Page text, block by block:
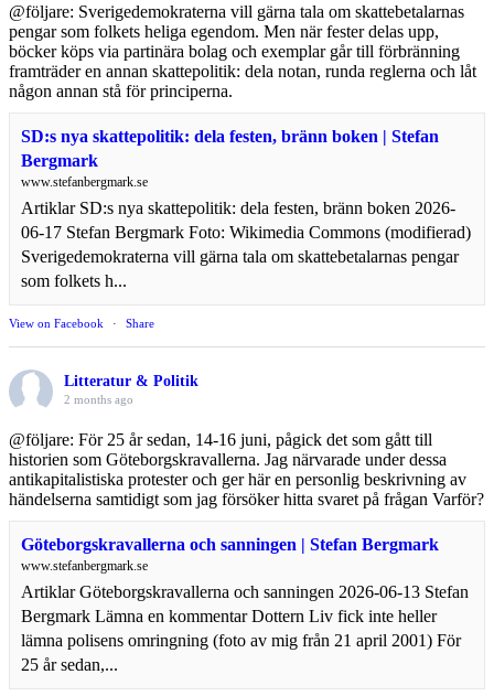
@följare: Sverigedemokraterna vill gärna tala om skattebetalarnas
pengar som folkets heliga egendom. Men när fester delas upp,
böcker köps via partinära bolag och exemplar går till förbränning
framträder en annan skattepolitik: dela notan, runda reglerna och låt
någon annan stå för principerna.
SD:s nya skattepolitik: dela festen, bränn boken | Stefan
Bergmark
www.stefanbergmark.se
Artiklar SD:s nya skattepolitik: dela festen, bränn boken 2026-
06-17 Stefan Bergmark Foto: Wikimedia Commons (modifierad)
Sverigedemokraterna vill gärna tala om skattebetalarnas pengar
som folkets h...
View on Facebook · Share
Litteratur & Politik
2 months ago
@följare: För 25 år sedan, 14-16 juni, pågick det som gått till
historien som Göteborgskravallerna. Jag närvarade under dessa
antikapitalistiska protester och ger här en personlig beskrivning av
händelserna samtidigt som jag försöker hitta svaret på frågan Varför?
Göteborgskravallerna och sanningen | Stefan Bergmark
www.stefanbergmark.se
Artiklar Göteborgskravallerna och sanningen 2026-06-13 Stefan
Bergmark Lämna en kommentar Dottern Liv fick inte heller
lämna polisens omringning (foto av mig från 21 april 2001) För
25 år sedan,...